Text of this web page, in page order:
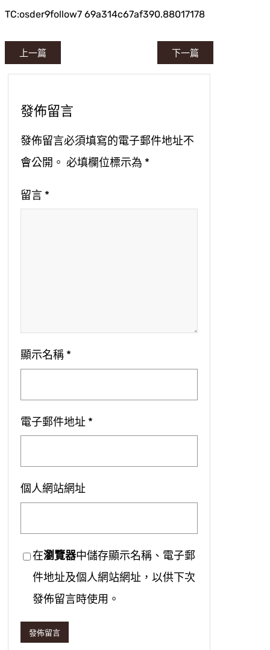
TC:osder9follow7 69a314c67af390.88017178
上一篇 下一篇
發佈留言
發佈留言必須填寫的電子郵件地址不
會公開。 必填欄位標示為 *
留言 *
顯示名稱 *
電子郵件地址 *
個人網站網址
在瀏覽器中儲存顯示名稱、電子郵
件地址及個人網站網址，以供下次
發佈留言時使用。